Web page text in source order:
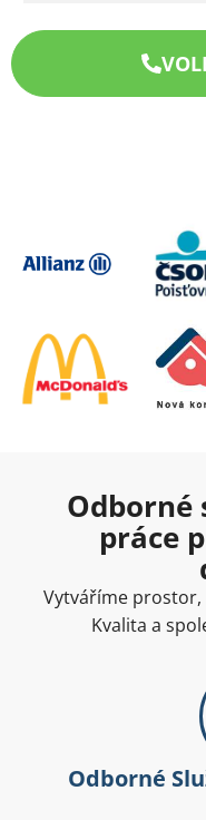
Odborné
práce
Vytváříme prostor,
Kvalita a
Odborné